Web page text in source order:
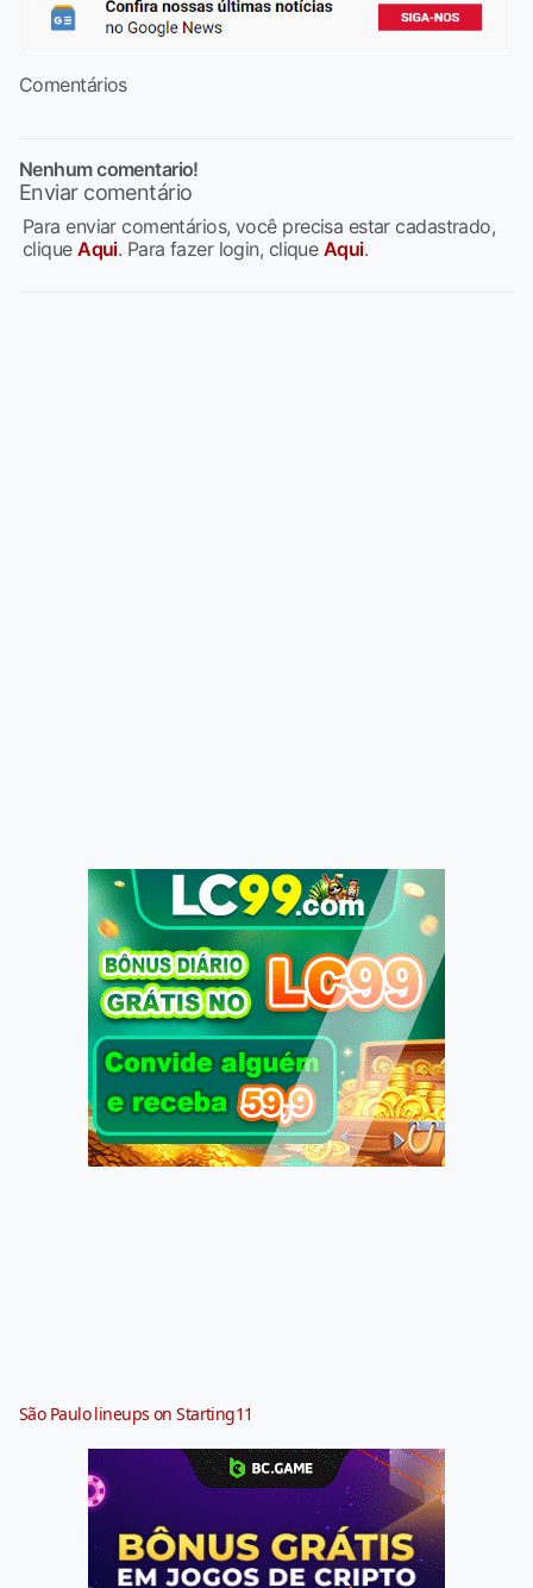
Comentários
Nenhum comentario!
Enviar comentário
Para enviar comentários, você precisa estar cadastrado,
cliqueAqui. Para fazer login, clique Aqui.
São Paulo lineups on Starting11